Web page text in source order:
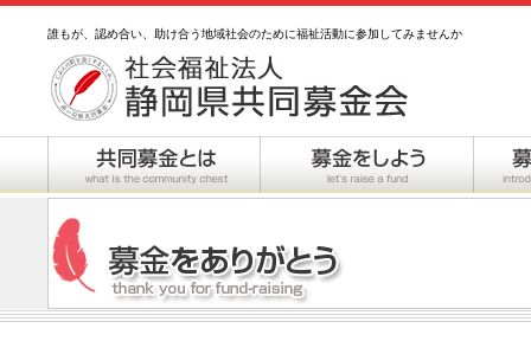
誰もが、認め合い、助け合う地域社会のために福祉活動に参加してみませんか